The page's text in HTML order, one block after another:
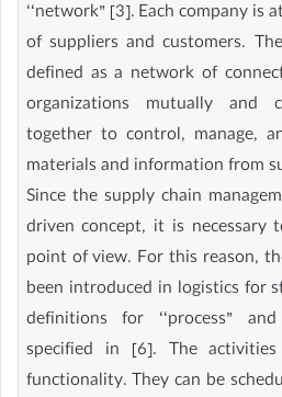
‘‘network” [3]. Each company is
of suppliers and customers.
defined as a network of
organizations mutually and
together to control, manage,
materials and information from
Since the supply chain
driven concept, it is necessary
point of view. For this reason,
been introduced in logistics for
definitions for ‘‘process”
specified in [6]. The
functionality. They can be